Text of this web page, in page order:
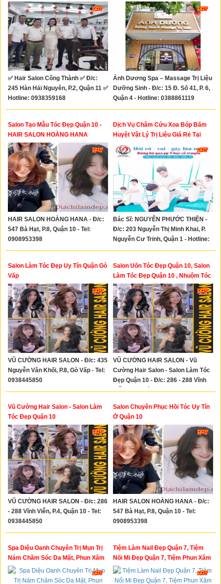
✅ Hair Salon Công Thành ✅ Đ/c:
245 Hàn Hải Nguyên, P.2, Quận 11 ✅
Hotline: 0938359168
Ánh Dương Spa – Massage Trị Liệu
Dưỡng Sinh - Đ/c: 15 Đ. Số 41, P. 6,
Quận 4 - Hotline: 0388861119
Salon Tạo Mẫu Tóc Đẹp Quận 10 -
HAIR SALON HOÀNG HANA
HAIR SALON HOÀNG HANA - Đ/c:
547 Bà Hạt, P.8, Quận 10 - Tel:
0908953398
Dịch Vụ Châm Cứu Xoa Bóp Bấm
Huyệt Vật Lý Trị Liệu Giá Rẻ Tại
Nhà
Bác Sĩ: NGUYỄN PHƯỚC THIỆN -
Đ/c: 203 Nguyễn Thị Minh Khai, P.
Nguyễn Cư Trinh, Quận 1 - Hotline:
0922.113.115 - 0876.777.115
Salon Làm Tóc Đẹp Uy Tín Quận Gò
Vấp
VŨ CƯỜNG HAIR SALON - Đ/c: 435
Nguyễn Văn Khối, P.8, Gò Vấp - Tel:
0938445850
Salon Uốn Tóc Đẹp Quận 10, Salon
Làm Tóc Đẹp Quận 10 , Nhuộm Tóc
Đẹp Quận 10
VŨ CƯỜNG HAIR SALON - Vũ
Cường Hair Salon - Salon Làm Tóc
Đẹp Quận 10 - Đ/c: 286 - 288 Vĩnh
Viễn, P.4, Quận 10 - Tel: 0938445850
Vũ Cường Hair Salon - Salon Làm
Tóc Đẹp Quận 10
VŨ CƯỜNG HAIR SALON - Đ/c: 286
- 288 Vĩnh Viễn, P.4, Quận 10 - Tel:
0938445850
Salon Chuyên Phục Hồi Tóc Uy Tín
Ở Quận 10
HAIR SALON HOÀNG HANA - Đ/c:
547 Bà Hạt, P.8, Quận 10 - Tel:
0908953398
Spa Diệu Oanh Chuyên Trị Mụn Trị
Nám Chăm Sóc Da Mặt, Phun Xăm
Thẩm Mỹ
Tiệm Làm Nail Đẹp Quận 7, Tiệm
Nối Mi Đẹp Quận 7, Tiệm Phun Xăm
Đẹp Quận 7